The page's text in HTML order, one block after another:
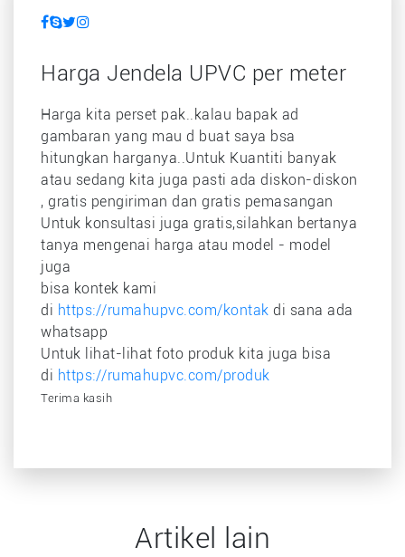
Harga Jendela UPVC per meter
Harga kita perset pak..kalau bapak ad
gambaran yang mau d buat saya bsa
hitungkan harganya..Untuk Kuantiti banyak
atau sedang kita juga pasti ada diskon-diskon
, gratis pengiriman dan gratis pemasangan
Untuk konsultasi juga gratis,silahkan bertanya
tanya mengenai harga atau model - model
juga
bisa kontek kami
di https://rumahupvc.com/kontak di sana ada
whatsapp
Untuk lihat-lihat foto produk kita juga bisa
di https://rumahupvc.com/produk
Terima kasih
Artikel lain